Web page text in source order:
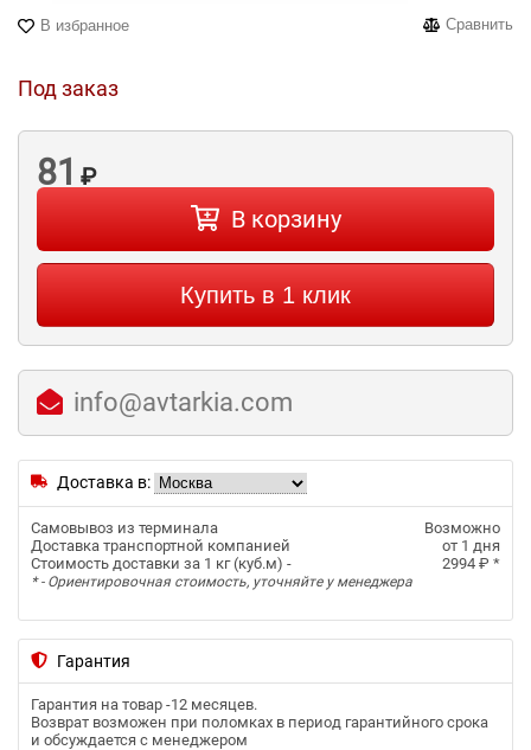
В избранное Сравнить
Под заказ
81 ₽
В корзину
Купить в 1 клик
info@avtarkia.com
Доставка в:
Самовывоз из терминала
Возможно
Доставка транспортной компанией
от 1 дня
Стоимость доставки за 1 кг (куб.м) -
2994 ₽ *
* - Ориентировочная стоимость, уточняйте у менеджера
Гарантия
Гарантия на товар -12 месяцев.
Возврат возможен при поломках в период гарантийного срока
и обсуждается с менеджером